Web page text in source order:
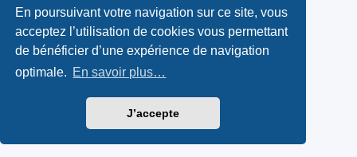
En poursuivant votre navigation sur ce site, vous
acceptez l’utilisation de cookies vous permettant
de bénéficier d’une expérience de navigation
optimale. En savoir plus…
J’accepte